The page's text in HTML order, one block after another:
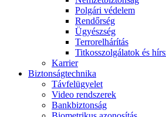
Polgári védelem
Rendőrség
Ügyészség
Terrorelhárítás
Titkosszolgálatok és
Karrier
Biztonságtechnika
Távfelügyelet
Video rendszerek
Bankbiztonság